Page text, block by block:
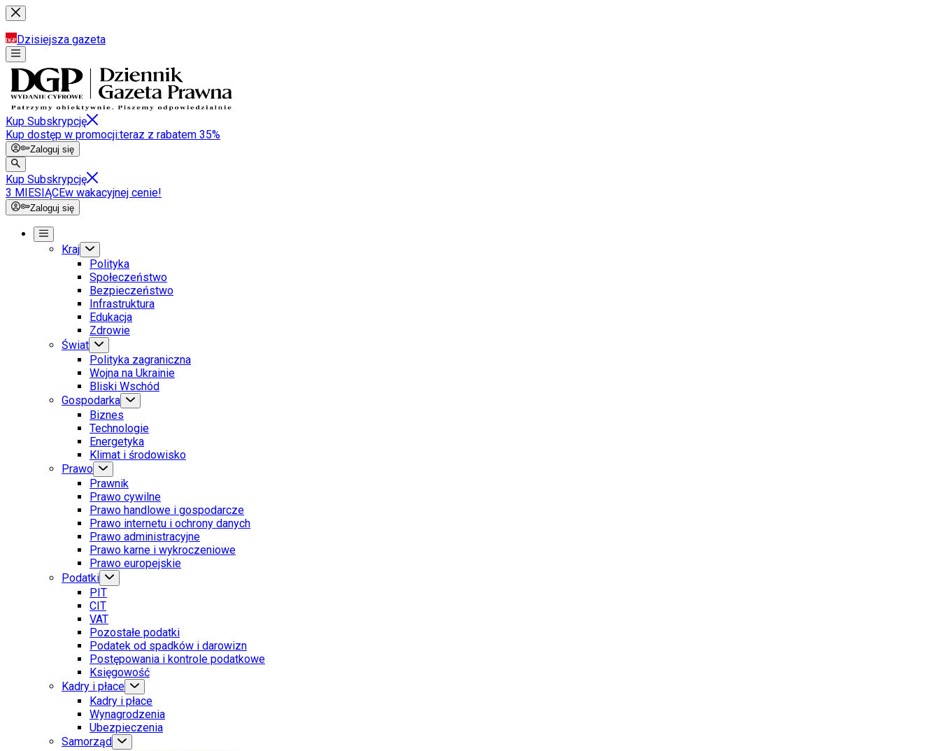
Dzisiejsza gazeta
Kup Subskrypcję
Kup dostęp w promocji:teraz z rabatem 35%
Zaloguj się
Kup Subskrypcję
3 MIESIĄCEw wakacyjnej cenie!
Zaloguj się
Kraj
Polityka
Społeczeństwo
Bezpieczeństwo
Infrastruktura
Edukacja
Zdrowie
Świat
Polityka zagraniczna
Wojna na Ukrainie
Bliski Wschód
Gospodarka
Biznes
Technologie
Energetyka
Klimat i środowisko
Prawo
Prawnik
Prawo cywilne
Prawo handlowe i gospodarcze
Prawo internetu i ochrony danych
Prawo administracyjne
Prawo karne i wykroczeniowe
Prawo europejskie
Podatki
PIT
CIT
VAT
Pozostałe podatki
Podatek od spadków i darowizn
Postępowania i kontrole podatkowe
Księgowość
Kadry i płace
Kadry i płace
Wynagrodzenia
Ubezpieczenia
Samorząd